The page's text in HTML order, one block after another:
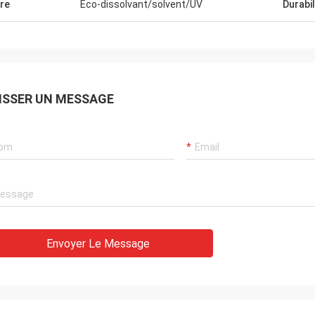
Eco-dissolvant/solvent/UV
UN MESSAGE
Envoyer Le Message